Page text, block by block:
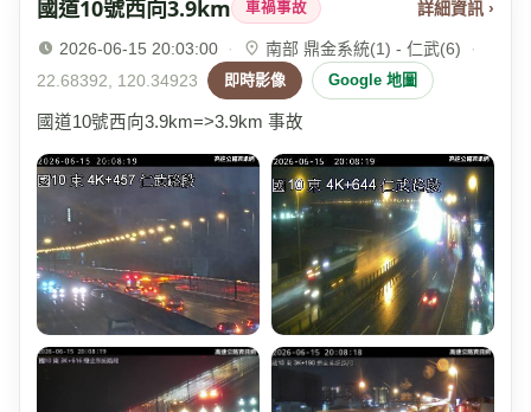
國道10號西向3.9km 車禍事故 詳細資訊 ›
2026-06-15 20:03:00 · 南部 鼎金系統(1) - 仁武(6)
·
22.68392, 120.34923
即時影像 Google 地圖
國道10號西向3.9km=>3.9km 事故